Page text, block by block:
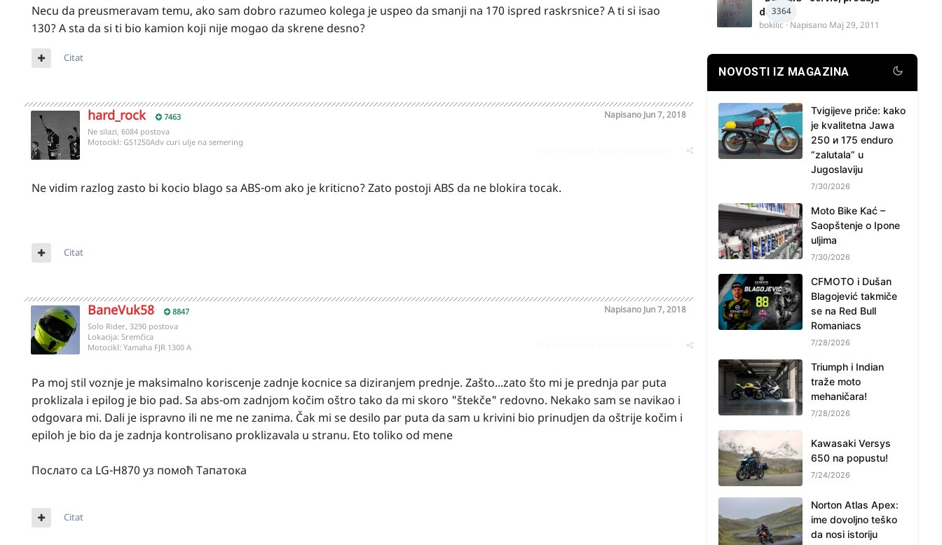
Necu da preusmeravam temu, ako sam dobro razumeo kolega je uspeo da smanji na 170 ispred raskrsnice? A ti si isao
130? A sta da si ti bio kamion koji nije mogao da skrene desno?
Citat
hard_rock 7463 Napisano Jun 7, 2018
Ne silazi, 6084 postova
Motocikl: GS1250Adv curi ulje na semering
Ne vidim razlog zasto bi kocio blago sa ABS-om ako je kriticno? Zato postoji ABS da ne blokira tocak.
Citat
BaneVuk58 8847 Napisano Jun 7, 2018
Solo Rider, 3290 postova
Lokacija: Sremčica
Motocikl: Yamaha FJR 1300 A
Pa moj stil voznje je maksimalno koriscenje zadnje kocnice sa diziranjem prednje. Zašto...zato što mi je prednja par puta
proklizala i epilog je bio pad. Sa abs-om zadnjom kočim oštro tako da mi skoro "štekče" redovno. Nekako sam se navikao i
odgovara mi. Dali je ispravno ili ne me ne zanima. Čak mi se desilo par puta da sam u krivini bio prinudjen da oštrije kočim i
epiloh je bio da je zadnja kontrolisano proklizavala u stranu. Eto toliko od mene
Послато са LG-H870 уз помоћ Тапатока
Citat
3364
delova
bokilic · Napisano Maj 29, 2011
NOVOSTI IZ MAGAZINA
Tvigijeve priče: kako
je kvalitetna Jawa
250 и 175 enduro
“zalutala” u
Jugoslaviju
7/30/2026
Moto Bike Kać –
Saopštenje o Ipone
uljima
7/30/2026
CFMOTO i Dušan
Blagojević takmiče
se na Red Bull
Romaniacs
7/28/2026
Triumph i Indian
traže moto
mehaničara!
7/28/2026
Kawasaki Versys
650 na popustu!
7/24/2026
Norton Atlas Apex:
ime dovoljno teško
da nosi istoriju